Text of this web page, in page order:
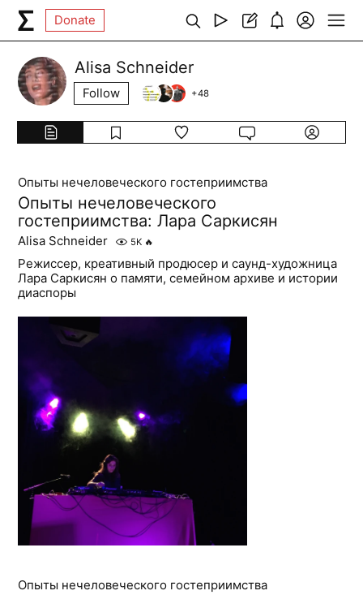
Donate
Alisa Schneider
Follow +48
Опыты нечеловеческого гостеприимства
Опыты нечеловеческого
гостеприимства: Лара Саркисян
Alisa Schneider 5K 🔥
Режиссер, креативный продюсер и саунд-художница
Лара Саркисян о памяти, семейном архиве и истории
диаспоры
Опыты нечеловеческого гостеприимства